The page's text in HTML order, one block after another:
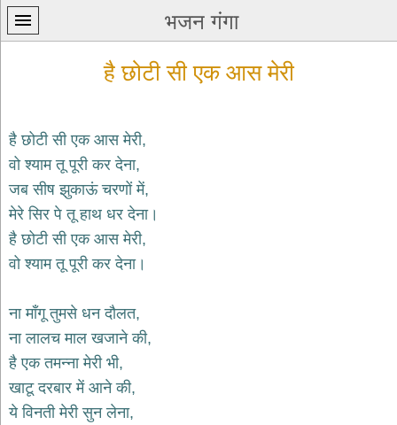
भजन गंगा
प्रथम
पन्ना
home
कृष्ण
भजन
krishna
शिव
भजन
bhajans
हनुमान
भजन
है छोटी सी एक आस मेरी
है छोटी सी एक आस मेरी,
वो श्याम तू पूरी कर देना,
जब सीष झुकाऊं चरणों में,
मेरे सिर पे तू हाथ धर देना।
है छोटी सी एक आस मेरी,
वो श्याम तू पूरी कर देना।
ना माँगू तुमसे धन दौलत,
ना लालच माल खजाने की,
है एक तमन्ना मेरी भी,
खाटू दरबार में आने की,
ये विनती मेरी सुन लेना,